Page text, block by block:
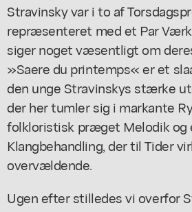
Stravinsky var i to af
repræsenteret med et Par
siger noget væsentligt om
»Saere du printemps« er et
den unge Stravinskys stærke
der her tumler sig i markante
folkloristisk præget Melodik og
Klangbehandling, der til Tider
overvældende.
Ugen efter stilledes vi overfor